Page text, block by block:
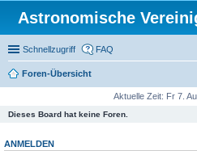
Astronomische
Schnellzugriff FAQ
Foren-Übersicht
Aktuelle Zeit: Fr 7.
Dieses Board hat keine Foren.
ANMELDEN